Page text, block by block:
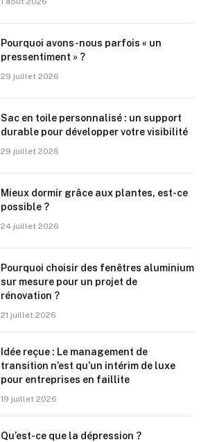
Pourquoi avons-nous parfois « un
pressentiment » ?
29 juillet 2026
Sac en toile personnalisé : un support
durable pour développer votre visibilité
29 juillet 2026
Mieux dormir grâce aux plantes, est-ce
possible ?
24 juillet 2026
Pourquoi choisir des fenêtres aluminium
sur mesure pour un projet de
rénovation ?
21 juillet 2026
Idée reçue : Le management de
transition n’est qu’un intérim de luxe
pour entreprises en faillite
19 juillet 2026
Qu’est-ce que la dépression ?